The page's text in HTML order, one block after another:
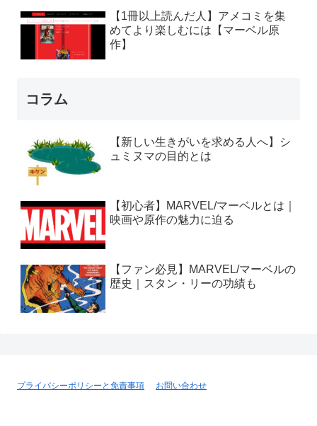
【1冊以上読んだ人】アメコミを集
めてより楽しむには【マーベル原
作】
コラム
【新しい生きがいを求める人へ】シ
ュミヌマの目的とは
【初心者】MARVEL/マーベルとは｜
映画や原作の魅力に迫る
【ファン必見】MARVEL/マーベルの
歴史｜スタン・リーの功績も
プライバシーポリシーと免責事項 お問い合わせ